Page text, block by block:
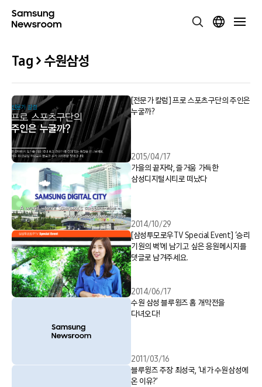
Tag > 수원삼성
[전문가 칼럼] 프로 스포츠구단의 주인은
누굴까?
2015/04/17
가을의 끝자락, 즐거움 가득한
삼성디지털시티로 떠났다
2014/10/29
[삼성투모로우TV Special Event] ‘승리
기원의 벽’에 남기고 싶은 응원메시지를
댓글로 남겨주세요.
2014/06/17
수원 삼성 블루윙즈 홈 개막전을
다녀오다!
2011/03/16
블루윙즈 주장 최성국, ‘내가 수원삼성에
온 이유?’